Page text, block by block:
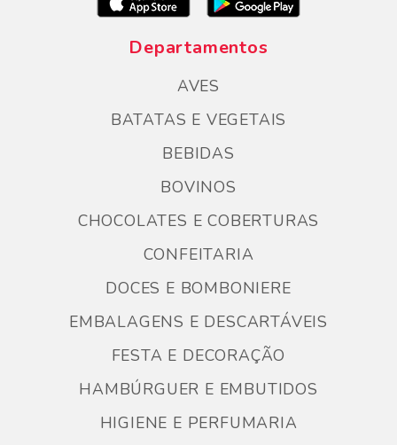
Departamentos
AVES
BATATAS E VEGETAIS
BEBIDAS
BOVINOS
CHOCOLATES E COBERTURAS
CONFEITARIA
DOCES E BOMBONIERE
EMBALAGENS E DESCARTÁVEIS
FESTA E DECORAÇÃO
HAMBÚRGUER E EMBUTIDOS
HIGIENE E PERFUMARIA